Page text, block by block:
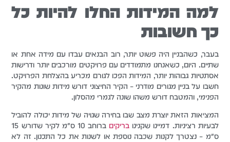
למה המידות החלו להיות כל
כך חשובות
בעבר, כשהבניין היה פשוט יותר, רוב הבנאים עבדו עם מידה אחת או
שתיים. היום, כשאנחנו מתמודדים עם פרויקטים מורכבים יותר ודרישות
אסתטיות גבוהות יותר, המידות הפכו לגורם מכריע בהצלחת הפרויקט.
חשבו על בניין מגורים מודרני – הקיר החיצוני דורש מידות שונות מהקיר
הפנימי, והמטבח דורש משהו שונה לגמרי מהסלון.
המציאות הזאת יוצרת מצב שבו בחירה שגויה של מידות יכולה להוביל
לבעיות רציניות. דמיינו שקנינו בריקים
ברוחב 10 ס"מ לקיר שדורש 15
ס"מ – נצטרך לקנות שכבה נוספת או לשנות את כל התכנון. זה לא